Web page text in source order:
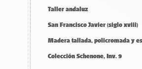
Taller andaluz
San Francisco Javier (siglo xviii)
Madera tallada, policromada y
Colección Schenone, Inv. 9